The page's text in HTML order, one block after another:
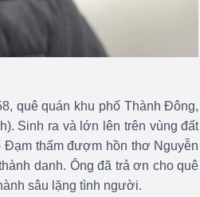
quê quán khu phố Thành Đông,
Sinh ra và lớn lên trên vùng đất
Đạm thấm đượm hồn thơ Nguyễn
danh. Ông đã trả ơn cho quê
sâu lặng tình người.